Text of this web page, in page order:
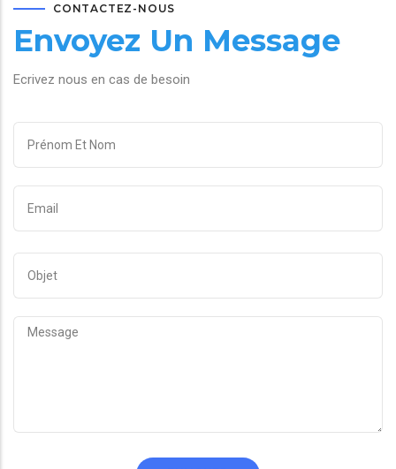
CONTACTEZ-NOUS
Envoyez Un Message
Ecrivez nous en cas de besoin
PRÉNOM
NOM
MAIL
OBJET
MESSAGE